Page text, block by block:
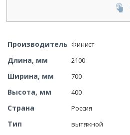
Производитель Финист
Длина, мм 2100
Ширина, мм 700
Высота, мм 400
Страна Россия
Тип вытяжной